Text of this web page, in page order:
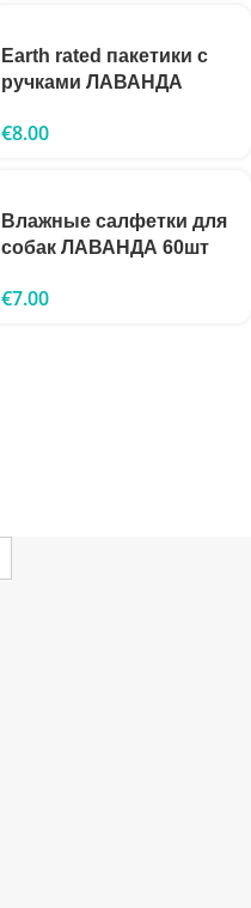
Earth rated пакетики с
ручками ЛАВАНДА
€8.00
Влажные салфетки для
собак ЛАВАНДА 60шт
€7.00